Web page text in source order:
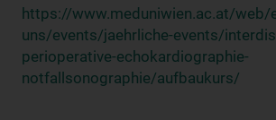
https://www.meduniwien.ac.at/web/
uns/events/jaehrliche-events/
perioperative-echokardiographie-
notfallsonographie/aufbaukurs/